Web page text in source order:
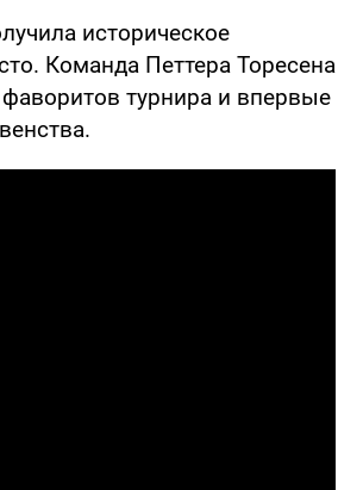
историческое
Команда Петтера Торесена
турнира и впервые